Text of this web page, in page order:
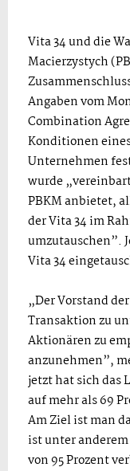
Vita 34 und die
Macierzystych
Angaben vom
Combination
Konditionen
Unternehmen
wurde
PBKM anbietet,
der Vita 34 im
umzutauschen”.
Vita 34
„Der Vorstand
Transaktion zu
Aktionären zu
anzunehmen”,
jetzt hat sich das
auf mehr als 69
Am Ziel ist man
ist unter
von 95 Prozent